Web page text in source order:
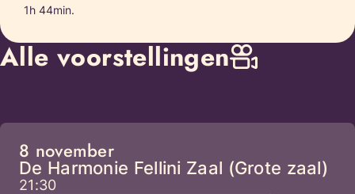
1h 44min.
Alle voorstellingen
8 november
De Harmonie Fellini Zaal (Grote zaal)
21:30